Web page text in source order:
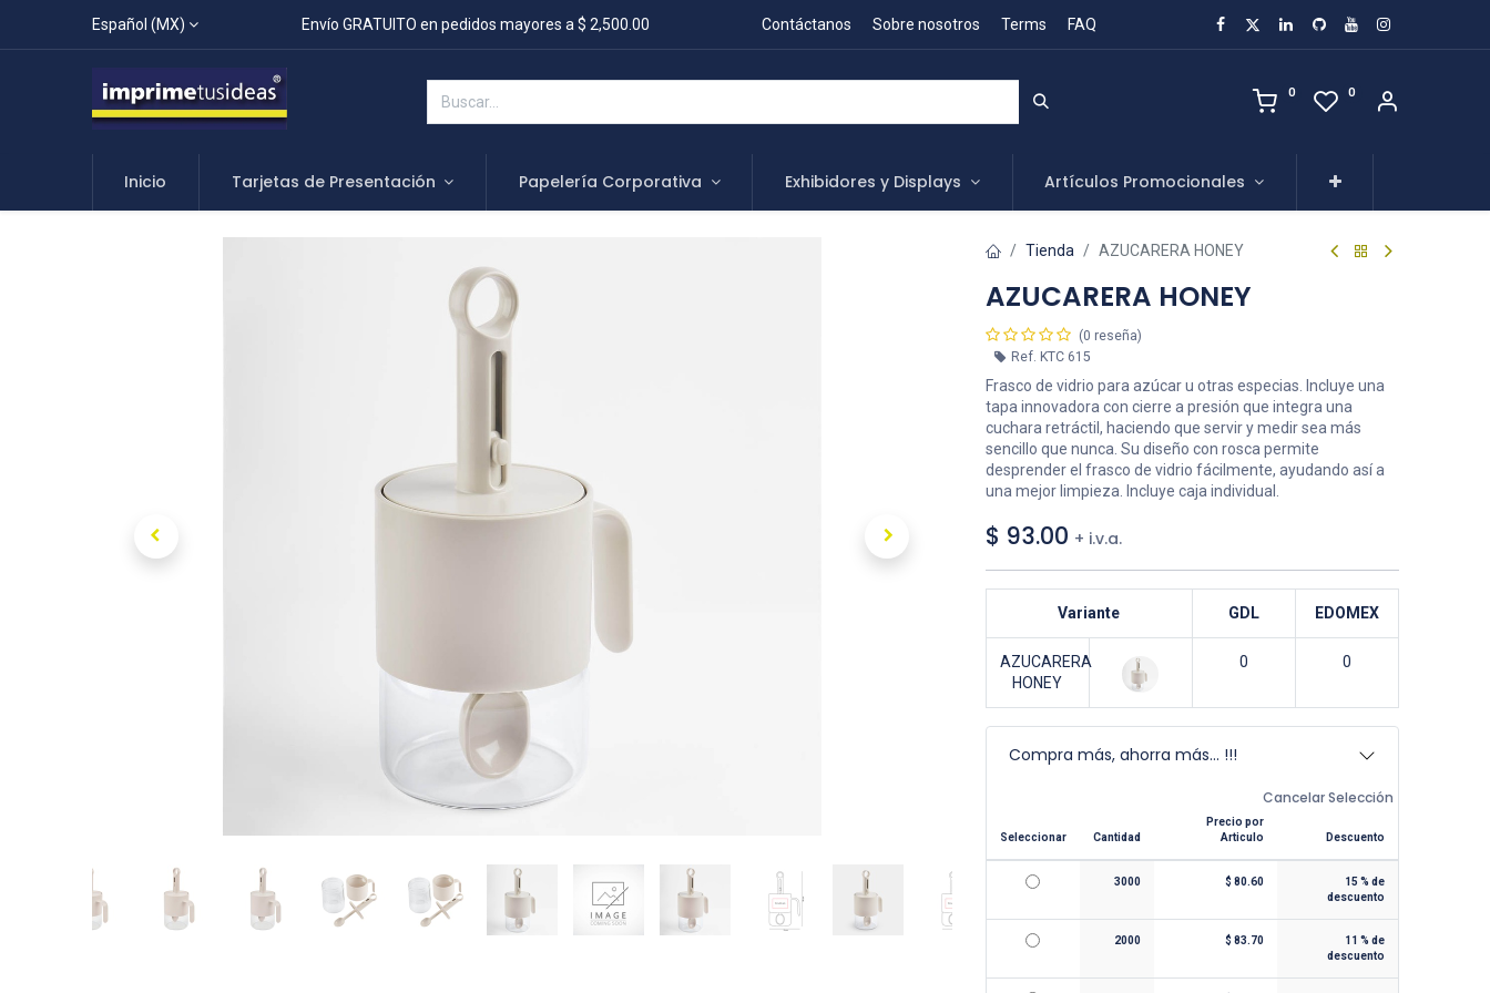
Español (MX) Envío GRATUITO en pedidos mayores a $ 2,500.00 Contáctanos Sobre nosotros Terms FAQ
0 0
Inicio Tarjetas de Presentación Papelería Corporativa Exhibidores y Displays Artículos Promocionales
Tienda AZUCARERA HONEY
AZUCARERA HONEY
(0 reseña)
Ref. KTC 615
Frasco de vidrio para azúcar u otras especias. Incluye una
tapa innovadora con cierre a presión que integra una
cuchara retráctil, haciendo que servir y medir sea más
sencillo que nunca. Su diseño con rosca permite
desprender el frasco de vidrio fácilmente, ayudando así a
una mejor limpieza. Incluye caja individual.
$ 93.00 + i.v.a.
Variante GDL EDOMEX
AZUCARERA
HONEY
0 0
Compra más, ahorra más... !!!
Cancelar Selección
Seleccionar Cantidad
Precio por
Articulo
Descuento
3000 $ 80.60 15 % de
descuento
2000 $ 83.70 11 % de
descuento